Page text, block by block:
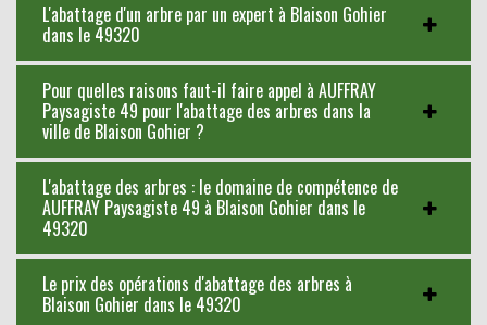
L'abattage d'un arbre par un expert à Blaison Gohier
dans le 49320
Pour quelles raisons faut-il faire appel à AUFFRAY
Paysagiste 49 pour l'abattage des arbres dans la
ville de Blaison Gohier ?
L'abattage des arbres : le domaine de compétence de
AUFFRAY Paysagiste 49 à Blaison Gohier dans le
49320
Le prix des opérations d'abattage des arbres à
Blaison Gohier dans le 49320